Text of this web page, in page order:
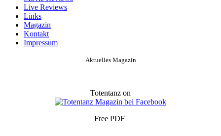
Live Reviews
Links
Magazin
Kontakt
Impressum
Aktuelles Magazin
Totentanz on
Free PDF